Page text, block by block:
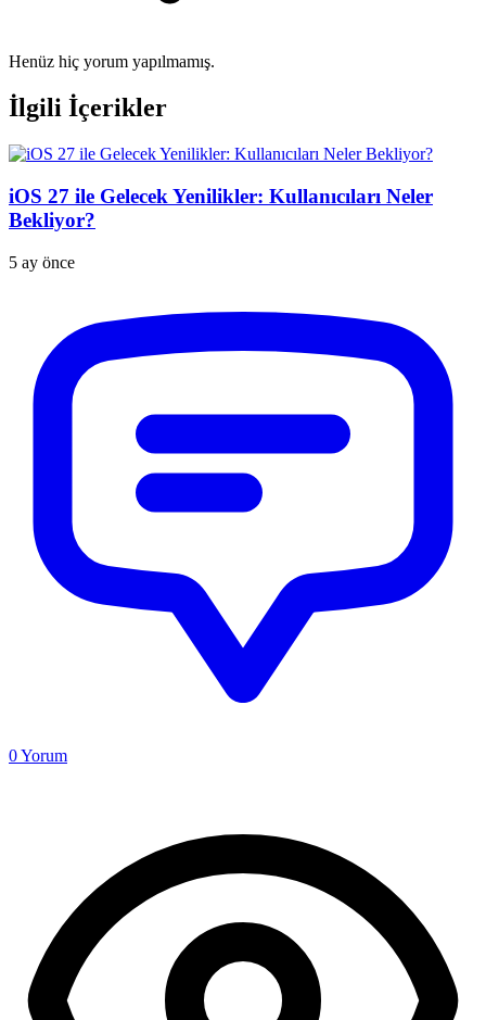
Henüz hiç yorum yapılmamış.
İlgili İçerikler
iOS 27 ile Gelecek Yenilikler: Kullanıcıları Neler
Bekliyor?
5 ay önce
0Yorum